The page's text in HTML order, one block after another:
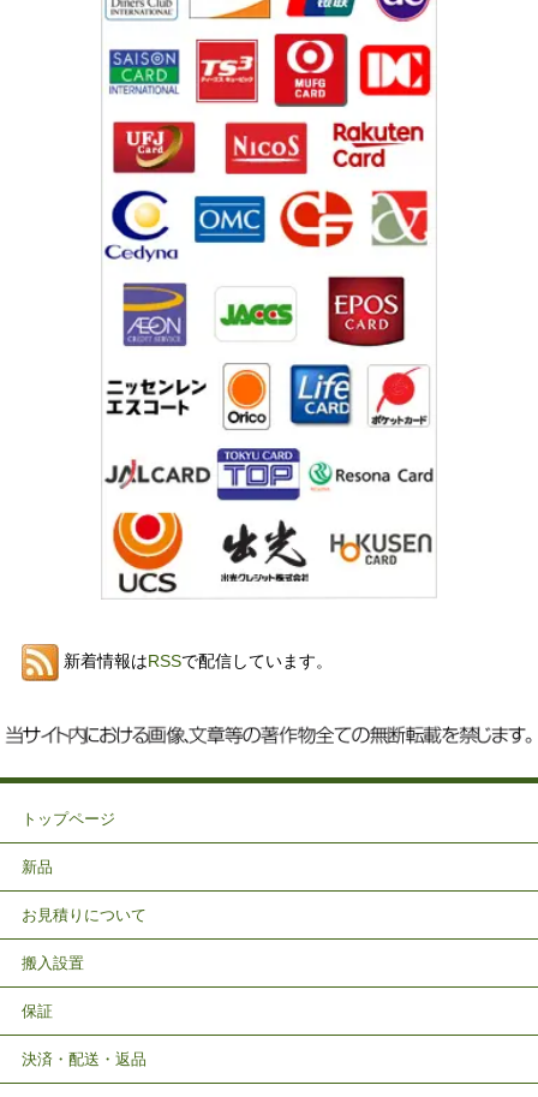
新着情報はRSSで配信しています。
トップページ
新品
お見積りについて
搬入設置
保証
決済・配送・返品